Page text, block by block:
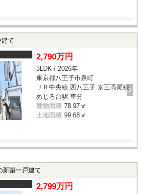
て
2,790万円
3LDK / 2026年
東京都八王子市泉町
ＪＲ中央線 西八王子 京王高尾線
めじろ台駅 車分
建物面積 78.97㎡
土地面積 99.68㎡
新築一戸建て
2,799万円